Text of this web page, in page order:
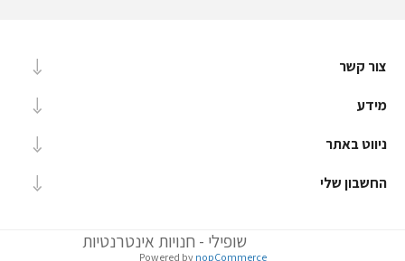
צור קשר
מידע
ניווט באתר
החשבון שלי
Powered by nopCommerce
שופילי - חנויות אינטרנטיות